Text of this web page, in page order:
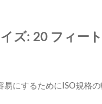
ズ: 20 フィー
易にするためにISO規格